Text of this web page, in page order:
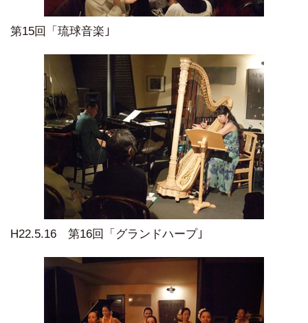
第15回「琉球音楽｣
H22.5.16 第16回「グランドハープ｣